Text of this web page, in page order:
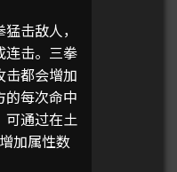
击敌人，
连击。三拳
击都会增加
的每次命中
可通过在土
加属性数